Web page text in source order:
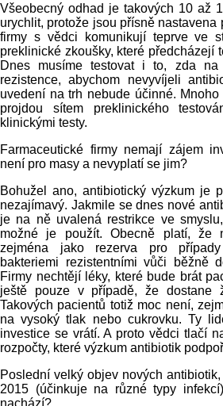
Všeobecný odhad je takových 10 až
urychlit, protože jsou přísně nastavena
firmy s vědci komunikují teprve ve
preklinické zkoušky, které předcházejí
Dnes musíme testovat i to, zda na
rezistence, abychom nevyvíjeli
uvedení na trh nebude účinné.
projdou sítem preklinického
klinickými testy.
Farmaceutické firmy nemají zájem
není pro masy a nevyplatí se jim?
Bohužel ano, antibiotický výzkum je
nezajímavý. Jakmile se dnes nové
je na ně uvalená restrikce ve
možné je použít. Obecně platí, že
zejména jako rezerva pro
bakteriemi rezistentními vůči běžně
Firmy nechtějí léky, které bude brát
ještě pouze v případě, že dostane
Takových pacientů totiž moc není,
na vysoký tlak nebo cukrovku. Ty
investice se vrátí. A proto vědci tlačí
rozpočty, které výzkum antibiotik
Poslední velký objev nových
2015 (účinkuje na různé typy
nachází?